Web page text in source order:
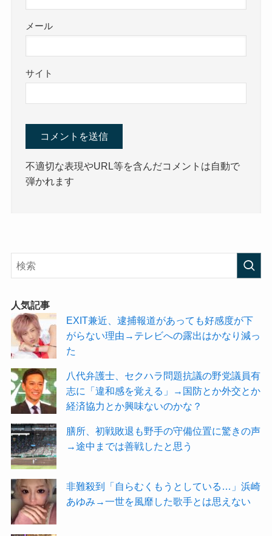
メール
サイト
不適切な表現やURL等を含んだコメントは自動で
弾かれます
人気記事
EXIT兼近、逮捕報道があっても好感度が下
がらない理由→テレビへの露出はかなり減っ
た
八代弁護士、セクハラ問題抗議の野党議員有
志に「違和感を覚える」→国防とか外交とか
経済協力とか興味ないのかな？
膳所、初戦敗退も野手の守備位置に驚きの声
→途中までは善戦したと思う
非難殺到「自らむくもうとしている…」浜崎
あゆみ→一世を風靡した歌手とは思えない